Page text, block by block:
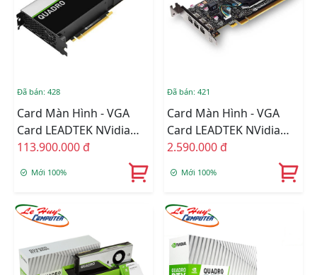
Đã bán: 428
Card Màn Hình - VGA
Card LEADTEK NVidia
Quadro RTX6000 24GB
113.900.000 đ
Mới 100%
Đã bán: 421
Card Màn Hình - VGA
Card LEADTEK NVidia
Quadro P400 2GB
2.590.000 đ
Mới 100%